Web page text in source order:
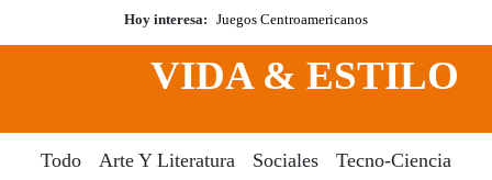
Hoy interesa: Juegos Centroamericanos
VIDA & ESTILO
Todo Arte Y Literatura Sociales Tecno-Ciencia